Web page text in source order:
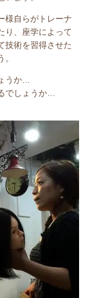
様自らがトレーナ
り、座学によって
技術を習得させた
うか…
でしょうか…